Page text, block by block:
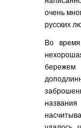
очень
русских
Во